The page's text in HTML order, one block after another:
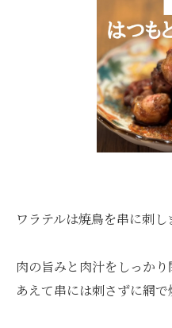
ワラテルは焼鳥を串に刺し
肉の旨みと肉汁をしっか
あえて串には刺さずに網